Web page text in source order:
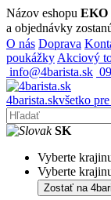
Názov eshopu EKO
a objednávky
O nás Doprava
poukážky Akciový
info@4barista.sk
4barista.skvšetko
SK
Vyberte
Vyberte
Zostať na